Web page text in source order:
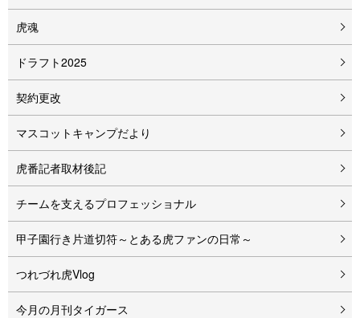
虎魂
ドラフト2025
契約更改
マスコットキャンプだより
虎番記者取材後記
チームを支えるプロフェッショナル
甲子園行き片道切符～とある虎ファンの日常～
つれづれ虎Vlog
今月の月刊タイガース